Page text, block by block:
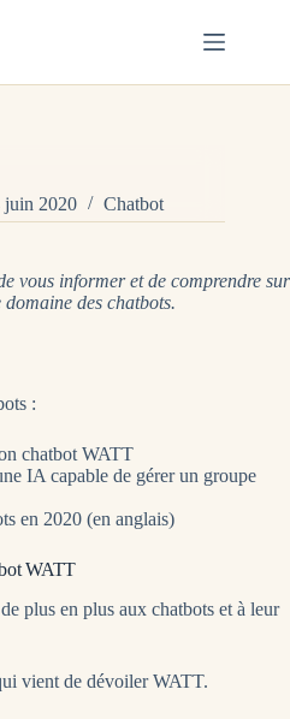
juin 2020 Chatbot
vous informer et de comprendre sur
des chatbots.
:
chatbot WATT
IA capable de gérer un groupe
en 2020 (en anglais)
WATT
plus en plus aux chatbots et à leur
vient de dévoiler WATT.